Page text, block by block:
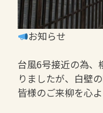
お知らせ
台風6号接近の為、
りましたが、白壁
皆様のご来柳を心